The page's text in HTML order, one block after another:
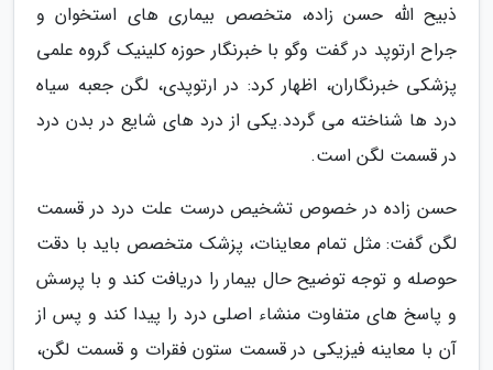
ذبیح الله حسن زاده، متخصص بیماری های استخوان و
جراح ارتوپد در گفت وگو با خبرنگار حوزه کلینیک گروه علمی
پزشکی خبرنگاران، اظهار کرد: در ارتوپدی، لگن جعبه سیاه
درد ها شناخته می گردد.یکی از درد های شایع در بدن درد
در قسمت لگن است.
حسن زاده در خصوص تشخیص درست علت درد در قسمت
لگن گفت: مثل تمام معاینات، پزشک متخصص باید با دقت
حوصله و توجه توضیح حال بیمار را دریافت کند و با پرسش
و پاسخ های متفاوت منشاء اصلی درد را پیدا کند و پس از
آن با معاینه فیزیکی در قسمت ستون فقرات و قسمت لگن،